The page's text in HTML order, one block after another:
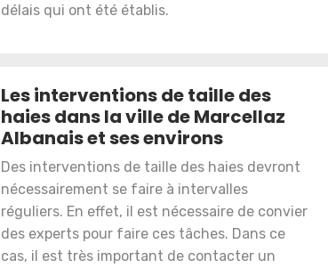
délais qui ont été établis.
Les interventions de taille des
haies dans la ville de Marcellaz
Albanais et ses environs
Des interventions de taille des haies devront
nécessairement se faire à intervalles
réguliers. En effet, il est nécessaire de convier
des experts pour faire ces tâches. Dans ce
cas, il est très important de contacter un